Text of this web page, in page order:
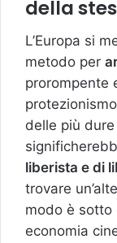
della
L’Europa si
metodo per
prorompente
delle più
liberista e di
trovare
modo è sotto
economia